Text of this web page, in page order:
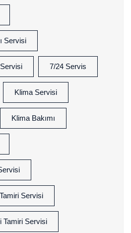
Servisi
7/24 Servis
Klima Servisi
Klima Bakımı
Servisi
Tamiri Servisi